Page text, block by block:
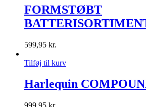
FORMSTØBT
599,95 kr.
Tilføj til kurv
Harlequin